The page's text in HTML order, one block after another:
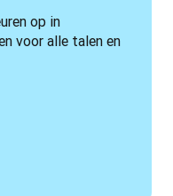
op in
voor alle talen en